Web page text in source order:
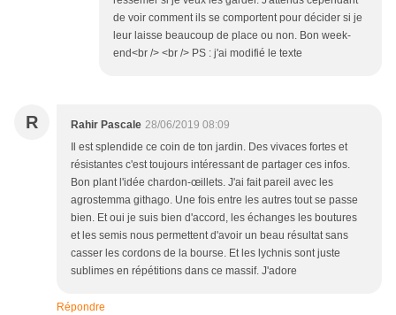
de voir comment ils se comportent pour décider si je
leur laisse beaucoup de place ou non. Bon week-
end<br /> <br /> PS : j'ai modifié le texte
R Rahir Pascale 28/06/2019 08:09
Il est splendide ce coin de ton jardin. Des vivaces fortes et
résistantes c'est toujours intéressant de partager ces infos.
Bon plant l'idée chardon-œillets. J'ai fait pareil avec les
agrostemma githago. Une fois entre les autres tout se passe
bien. Et oui je suis bien d'accord, les échanges les boutures
et les semis nous permettent d'avoir un beau résultat sans
casser les cordons de la bourse. Et les lychnis sont juste
sublimes en répétitions dans ce massif. J'adore
Répondre